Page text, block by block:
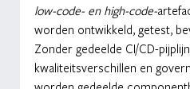
low-code- en high-code-
worden ontwikkeld, getest,
Zonder gedeelde CI/CD-
kwaliteitsverschillen en